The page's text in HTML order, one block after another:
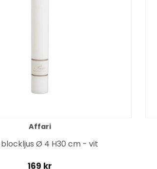
Affari
blockljus Ø 4 H30 cm - vit
169 kr